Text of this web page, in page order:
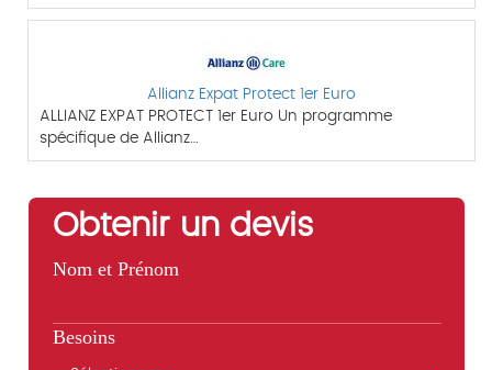
Allianz Expat Protect 1er Euro
ALLIANZ EXPAT PROTECT 1er Euro Un programme
spécifique de Allianz…
Obtenir un devis
Nom et Prénom
Besoins